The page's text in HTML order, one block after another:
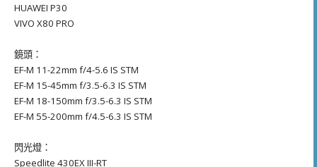
HUAWEI P30
VIVO X80 PRO
鏡頭：
EF-M 11-22mm f/4-5.6 IS STM
EF-M 15-45mm f/3.5-6.3 IS STM
EF-M 18-150mm f/3.5-6.3 IS STM
EF-M 55-200mm f/4.5-6.3 IS STM
閃光燈：
Speedlite 430EX III-RT